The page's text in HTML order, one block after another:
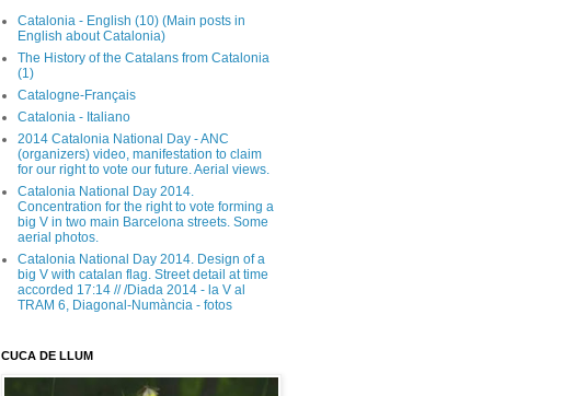
Catalonia - English (10) (Main posts in
English about Catalonia)
The History of the Catalans from Catalonia
(1)
Catalogne-Français
Catalonia - Italiano
2014 Catalonia National Day - ANC
(organizers) video, manifestation to claim
for our right to vote our future. Aerial views.
Catalonia National Day 2014.
Concentration for the right to vote forming a
big V in two main Barcelona streets. Some
aerial photos.
Catalonia National Day 2014. Design of a
big V with catalan flag. Street detail at time
accorded 17:14 // /Diada 2014 - la V al
TRAM 6, Diagonal-Numància - fotos
CUCA DE LLUM